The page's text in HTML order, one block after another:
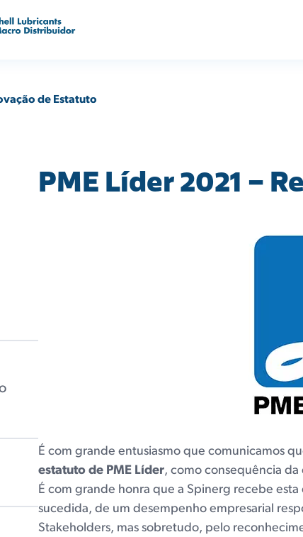
de Estatuto
PME Líder 2021 –
É com grande entusiasmo que comunicamos
estatuto de PME Líder, como consequência
É com grande honra que a Spinerg recebe
sucedida, de um desempenho empresarial
Stakeholders, mas sobretudo, pelo